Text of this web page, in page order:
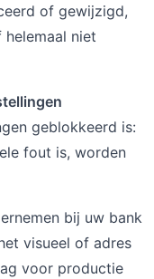
of gewijzigd,
niet
geblokkeerd is:
fout is, worden
bij uw bank
visueel of adres
voor productie